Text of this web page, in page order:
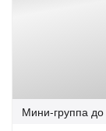
Мини-группа до